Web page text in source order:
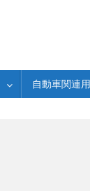
自動車関連